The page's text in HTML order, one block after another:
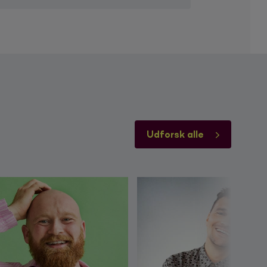
Udforsk alle